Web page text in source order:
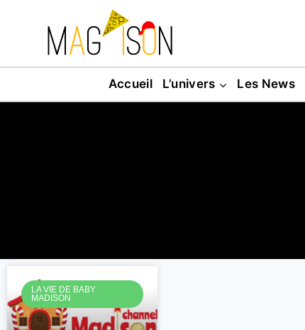
Accueil L’univers Les News
LA VIE DE BABY
MADISON